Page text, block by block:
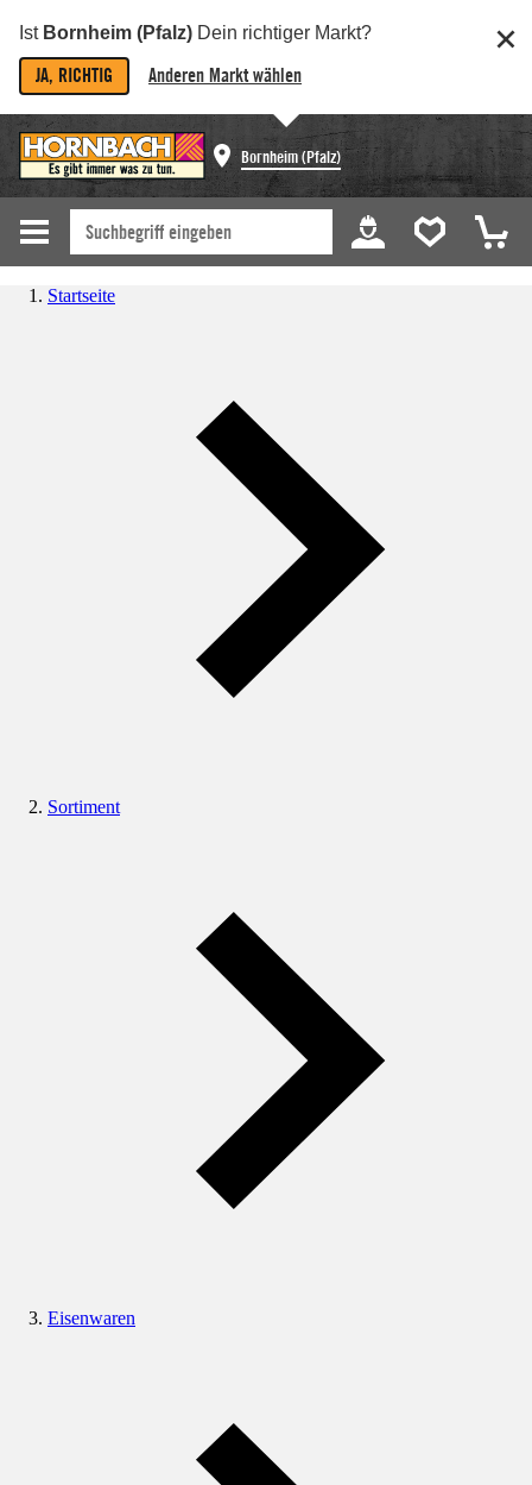
Ist Bornheim (Pfalz) Dein richtiger Markt?
JA, RICHTIG Anderen Markt wählen
Bornheim (Pfalz)
Startseite
Sortiment
Eisenwaren